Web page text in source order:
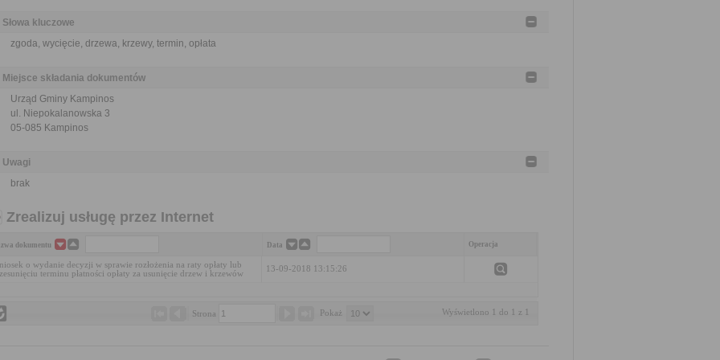
Słowa kluczowe
zgoda, wycięcie, drzewa, krzewy, termin, opłata
Miejsce składania dokumentów
Urząd Gminy Kampinos
ul. Niepokalanowska 3
05-085 Kampinos
Uwagi
brak
Zrealizuj usługę przez Internet
dokumentu Data Operacja
o wydanie decyzji w sprawie rozłożenia na raty opłaty lub
terminu płatności opłaty za usunięcie drzew i krzewów
13-09-2018 13:15:26
Strona Pokaż Wyświetlono 1 do 1 z 1